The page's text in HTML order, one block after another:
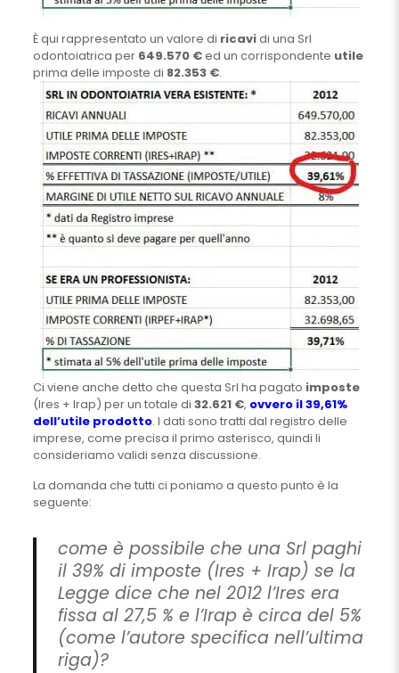
È qui rappresentato un valore di ricavidi una Srl
odontoiatrica per 649.570 €ed un corrispondente utile
prima delle imposte di 82.353 €.
Ci viene anche detto che questa Srl ha pagato imposte
(Ires + Irap) per un totale di 32.621 €, ovvero il 39,61%
dell’utile prodotto. I dati sono tratti dal registro delle
imprese, come precisa il primo asterisco, quindi li
consideriamo validi senza discussione.
La domanda che tutti ci poniamo a questo punto è la
seguente:
come è possibile che una Srl paghi
il 39% di imposte (Ires + Irap) se la
Legge dice che nel 2012 l’Ires era
fissa al 27,5 % e l’Irap è circa del 5%
(come l’autore specifica nell’ultima
riga)?